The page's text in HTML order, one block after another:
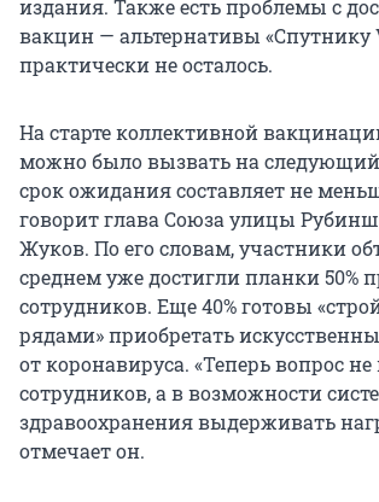
издания. Также есть проблемы с
вакцин — альтернативы «Спутнику
практически не осталось.
На старте коллективной
можно было вызвать на следующий
срок ожидания составляет не
говорит глава Союза улицы
Жуков. По его словам, участники
среднем уже достигли планки 50%
сотрудников. Еще 40% готовы
рядами» приобретать
от коронавируса. «Теперь вопрос
сотрудников, а в возможности
здравоохранения выдерживать
отмечает он.